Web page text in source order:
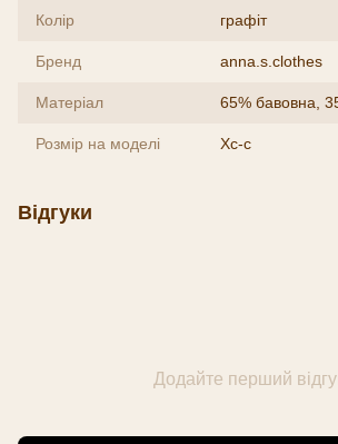
Колір графіт
Бренд anna.s.clothes
Матеріал 65% бавовна,
Розмір на моделі Хс-с
Відгуки
Додайте перший